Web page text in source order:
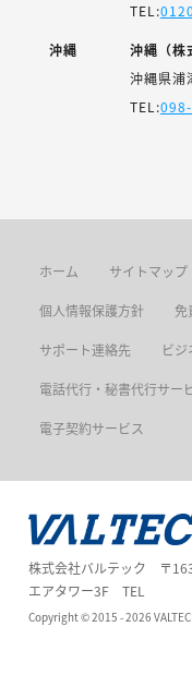
TEL:
沖縄
沖縄（株
沖縄県浦
TEL:
ホーム サイトマップ
個人情報保護方針 免
サポート連絡先 ビ
電話代行・秘書代行サー
電子契約サービス
株式会社バルテック 〒
エアタワー3F TEL
Copyright ©2015 - 2026